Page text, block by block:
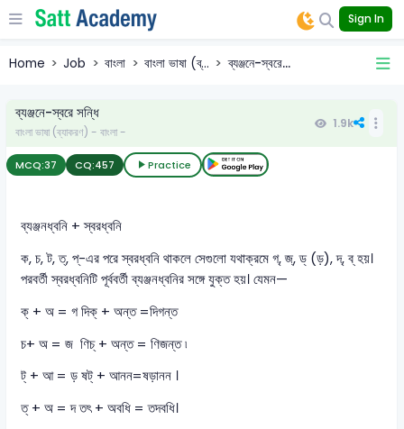
Sign In
Home Job বাংলা বাংলা ভাষা (ব্... ব্যঞ্জনে-স্বরে...
ব্যঞ্জনে-স্বরে সন্ধি
বাংলা ভাষা (ব্যাকরণ) - বাংলা -
1.9k
MCQ:37 CQ:457 Practice
ব্যঞ্জনধ্বনি + স্বরধ্বনি
ক, চ, ট, ত্, প্-এর পরে স্বরধ্বনি থাকলে সেগুলো যথাক্রমে গ্, জ্, ড্ (ড়), দ্, ব্ হয়।
পরবর্তী স্বরধ্বনিটি পূর্ববর্তী ব্যঞ্জনধ্বনির সঙ্গে যুক্ত হয়। যেমন—
ক্ + অ = গ দিক্ + অন্ত =দিগন্ত
চ+ অ = জ ণিচ্ + অন্ত = ণিজন্ত ৷
ট্ + আ = ড় ষট্ + আনন=ষড়ানন ।
ত্ + অ = দ তৎ + অবধি = তদবধি।